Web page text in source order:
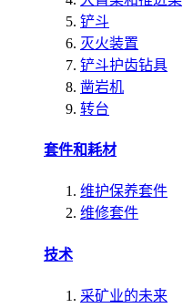
铲斗
灭火装置
铲斗护齿钻具
凿岩机
转台
套件和耗材
维护保养套件
维修套件
技术
采矿业的未来